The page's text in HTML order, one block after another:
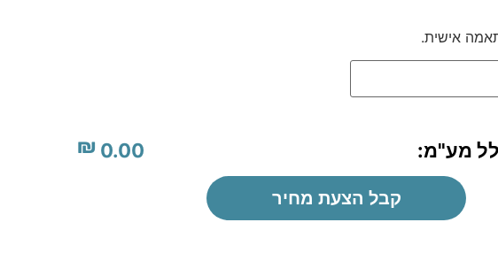
אישית.
מע"מ: ₪ 0.00
קבל הצעת מחיר